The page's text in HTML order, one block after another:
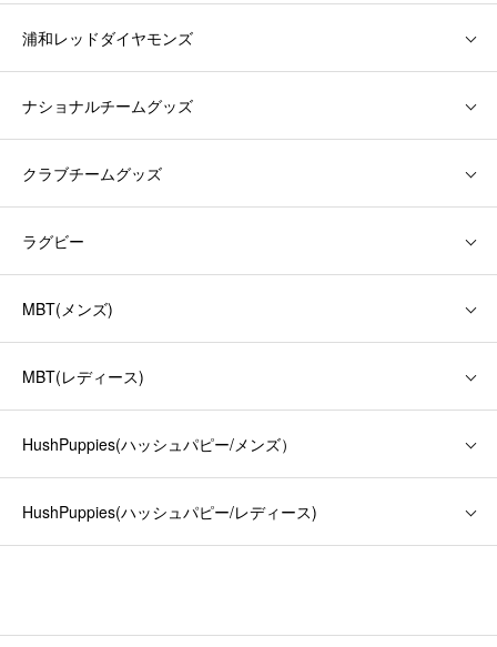
浦和レッドダイヤモンズ
ナショナルチームグッズ
クラブチームグッズ
ラグビー
MBT(メンズ)
MBT(レディース)
HushPuppies(ハッシュパピー/メンズ）
HushPuppies(ハッシュパピー/レディース)